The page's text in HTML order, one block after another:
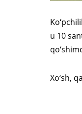
u 10
Xo‘sh,